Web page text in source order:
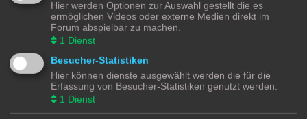
Nur im Betreff der Themen
Nur im ersten Beitrag der Themen
Beiträge
Themen
Ergebnisse sortieren nach:
Aufsteigend
Absteigend
Suchzeitraum begrenzen:
Hier werden Optionen zur Auswahl gestellt die es
ermöglichen Videos oder externe Medien direkt im
Forum abspielbar zu machen.
1 Dienst
Besucher-Statistiken
Hier können dienste ausgewählt werden die für die
Erfassung von Besucher-Statistiken genutzt werden.
1 Dienst